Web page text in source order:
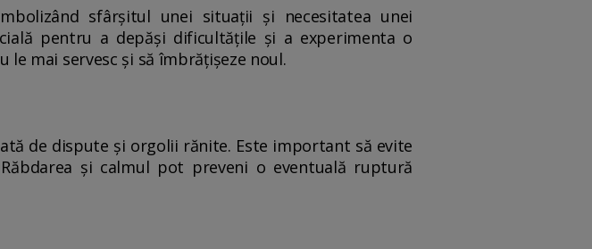
sfârșitul unei situații și necesitatea unei
pentru a depăși dificultățile și a experimenta o
le mai servesc și să îmbrățișeze noul.
de dispute și orgolii rănite. Este important să evite
și calmul pot preveni o eventuală ruptură